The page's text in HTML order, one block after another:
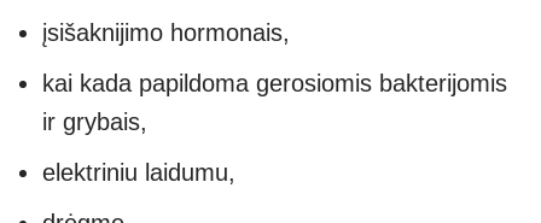
įsišaknijimo hormonais,
kai kada papildoma gerosiomis bakterijomis
ir grybais,
elektriniu laidumu,